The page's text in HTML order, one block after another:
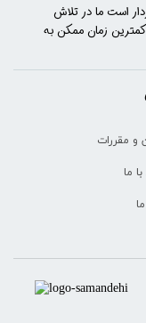
و مقررات
ما
است ما در تلاش
زمان ممکن به